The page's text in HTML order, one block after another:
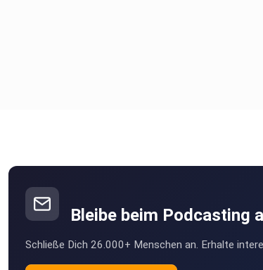
Bleibe beim Podcasting
Schließe Dich 26.000+ Menschen an. Erhalte